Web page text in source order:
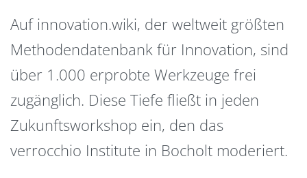
Auf innovation.wiki, der weltweit größten
Methodendatenbank für Innovation, sind
über 1.000 erprobte Werkzeuge frei
zugänglich. Diese Tiefe fließt in jeden
Zukunftsworkshop ein, den das
verrocchio Institute in Bocholt moderiert.